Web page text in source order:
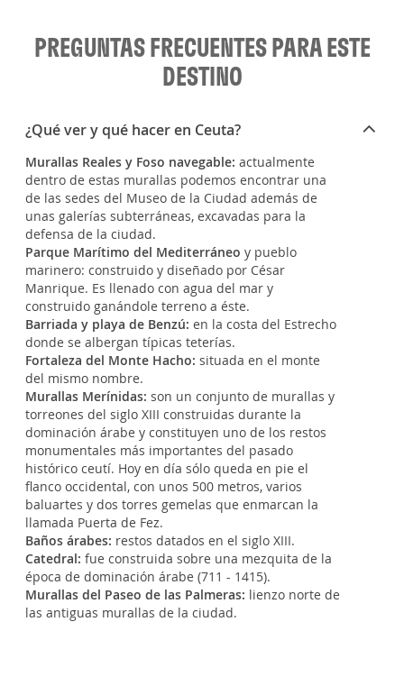
PREGUNTAS FRECUENTES PARA ESTE
DESTINO
¿Qué ver y qué hacer en Ceuta?
Murallas Reales y Foso navegable: actualmente
dentro de estas murallas podemos encontrar una
de las sedes del Museo de la Ciudad además de
unas galerías subterráneas, excavadas para la
defensa de la ciudad.
Parque Marítimo del Mediterráneo y pueblo
marinero: construido y diseñado por César
Manrique. Es llenado con agua del mar y
construido ganándole terreno a éste.
Barriada y playa de Benzú: en la costa del Estrecho
donde se albergan típicas teterías.
Fortaleza del Monte Hacho: situada en el monte
del mismo nombre.
Murallas Merínidas: son un conjunto de murallas y
torreones del siglo XIII construidas durante la
dominación árabe y constituyen uno de los restos
monumentales más importantes del pasado
histórico ceutí. Hoy en día sólo queda en pie el
flanco occidental, con unos 500 metros, varios
baluartes y dos torres gemelas que enmarcan la
llamada Puerta de Fez.
Baños árabes: restos datados en el siglo XIII.
Catedral: fue construida sobre una mezquita de la
época de dominación árabe (711 - 1415).
Murallas del Paseo de las Palmeras: lienzo norte de
las antiguas murallas de la ciudad.